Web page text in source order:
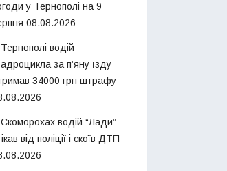
у Тернополі на 9
08.08.2026
водій
за п’яну їзду
34000 грн штрафу
водій “Лади”
від поліції і скоїв ДТП